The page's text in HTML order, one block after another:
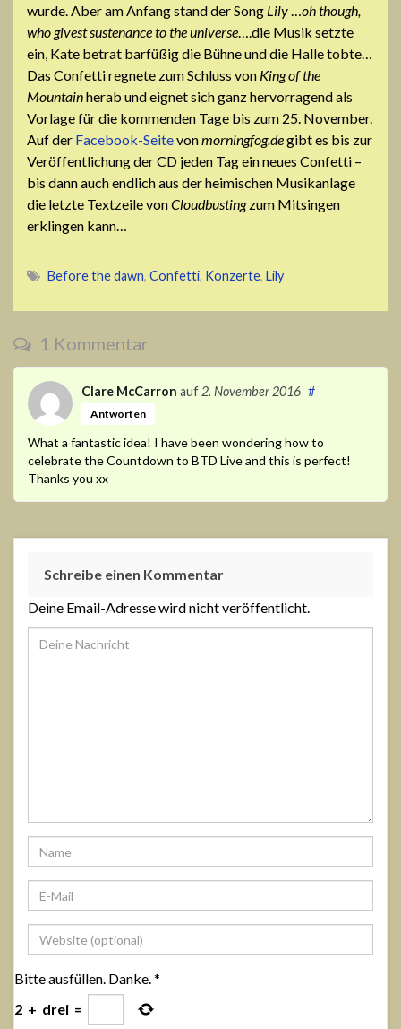
wurde. Aber am Anfang stand der Song Lily
oh though,
who givest sustenance to the universe ….die Musik setzte
ein, Kate betrat barfüßig die Bühne und die Halle tobte…
Das Confetti regnete zum Schluss von King of the
Mountainherab und eignet sich ganz hervorragend als
Vorlage für die kommenden Tage bis zum 25. November.
Auf der Facebook-Seitevonmorningfog.degibt es bis zur
Veröffentlichung der CD jeden Tag ein neues Confetti –
bis dann auch endlich aus der heimischen Musikanlage
die letzte Textzeile vonCloudbustingzum Mitsingen
erklingen kann…
Before the dawn, Confetti, Konzerte, Lily
1 Kommentar
Clare McCarron auf 2. November 2016 #
Antworten
What a fantastic idea! I have been wondering how to
celebrate the Countdown to BTD Live and this is perfect!
Thanks you xx
Schreibe einen Kommentar
Deine Email-Adresse wird nicht veröffentlicht.
Bitte ausfüllen. Danke.*
2 + drei =